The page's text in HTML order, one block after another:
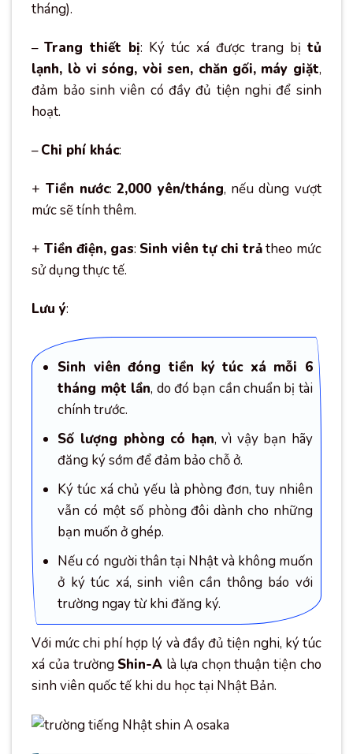
tháng).
–Trang thiết bị: Ký túc xá được trang bị tủ
lạnh, lò vi sóng, vòi sen, chăn gối, máy giặt,
đảm bảo sinh viên có đầy đủ tiện nghi để sinh
hoạt.
–Chi phí khác:
+ Tiền nước:2,000 yên/tháng, nếu dùng vượt
mức sẽ tính thêm.
+ Tiền điện, gas: Sinh viên tự chi trảtheo mức
sử dụng thực tế.
Lưu ý:
Sinh viên đóng tiền ký túc xá mỗi 6
tháng một lần, do đó bạn cần chuẩn bị tài
chính trước.
Số lượng phòng có hạn, vì vậy bạn hãy
đăng ký sớm để đảm bảo chỗ ở.
Ký túc xá chủ yếu là phòng đơn, tuy nhiên
vẫn có một số phòng đôi dành cho những
bạn muốn ở ghép.
Nếu có người thân tại Nhật và không muốn
ở ký túc xá, sinh viên cần thông báo với
trường ngay từ khi đăng ký.
Với mức chi phí hợp lý và đầy đủ tiện nghi, ký túc
xá của trường Shin-A là lựa chọn thuận tiện cho
sinh viên quốc tế khi du học tại Nhật Bản.